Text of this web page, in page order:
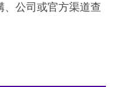
、公司或官方渠道查